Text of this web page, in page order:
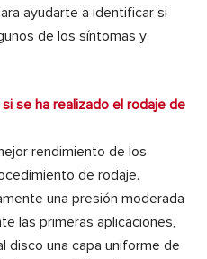
ayudarte a identificar si
de los síntomas y
se ha realizado el rodaje de
rendimiento de los
de rodaje.
una presión moderada
las primeras aplicaciones,
disco una capa uniforme de